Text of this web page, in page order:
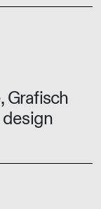
Grafisch